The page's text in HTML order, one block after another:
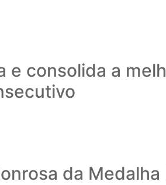
e consolida a
da Medalha